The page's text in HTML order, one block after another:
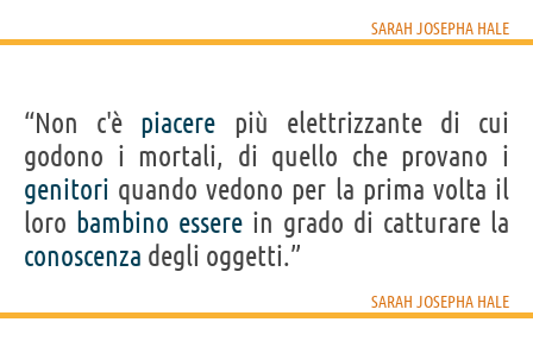
SARAH JOSEPHA HALE
“Non c'è piacere più elettrizzante di cui
godono i mortali, di quello che provano i
genitori quando vedono per la prima volta il
loro bambino essere in grado di catturare la
conoscenza degli oggetti.”
SARAH JOSEPHA HALE